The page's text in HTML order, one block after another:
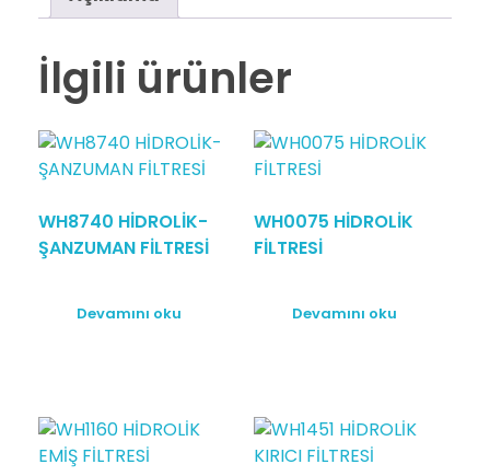
İlgili ürünler
WH8740 HİDROLİK-
ŞANZUMAN FİLTRESİ
Devamını oku
WH0075 HİDROLİK
FİLTRESİ
Devamını oku